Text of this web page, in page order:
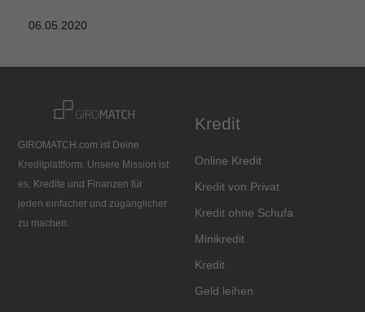
06.05.2020
GIROMATCH.com ist Deine
Kreditplattform. Unsere Mission ist
es, Kredite und Finanzen für
jeden einfacher und zugänglicher
zu machen.
Kredit
Online Kredit
Kredit von Privat
Kredit ohne Schufa
Minikredit
Kredit
Geld leihen